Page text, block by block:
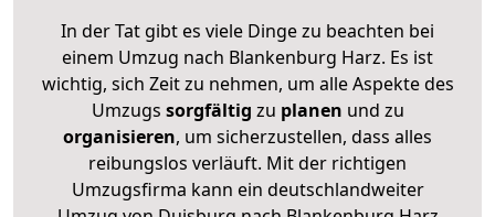
In der Tat gibt es viele Dinge zu beachten bei
einem Umzug nach Blankenburg Harz. Es ist
wichtig, sich Zeit zu nehmen, um alle Aspekte des
Umzugs sorgfältig zu planen und zu
organisieren, um sicherzustellen, dass alles
reibungslos verläuft. Mit der richtigen
Umzugsfirma kann ein deutschlandweiter